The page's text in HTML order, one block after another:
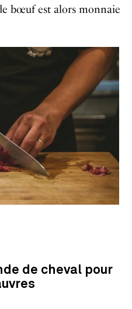
bœuf est alors monnaie
de cheval pour